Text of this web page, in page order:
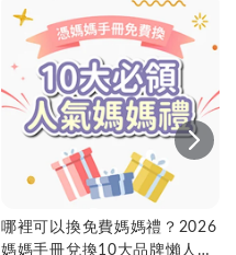
哪裡可以換免費媽媽禮？2026
媽媽手冊兌換10大品牌懶人包